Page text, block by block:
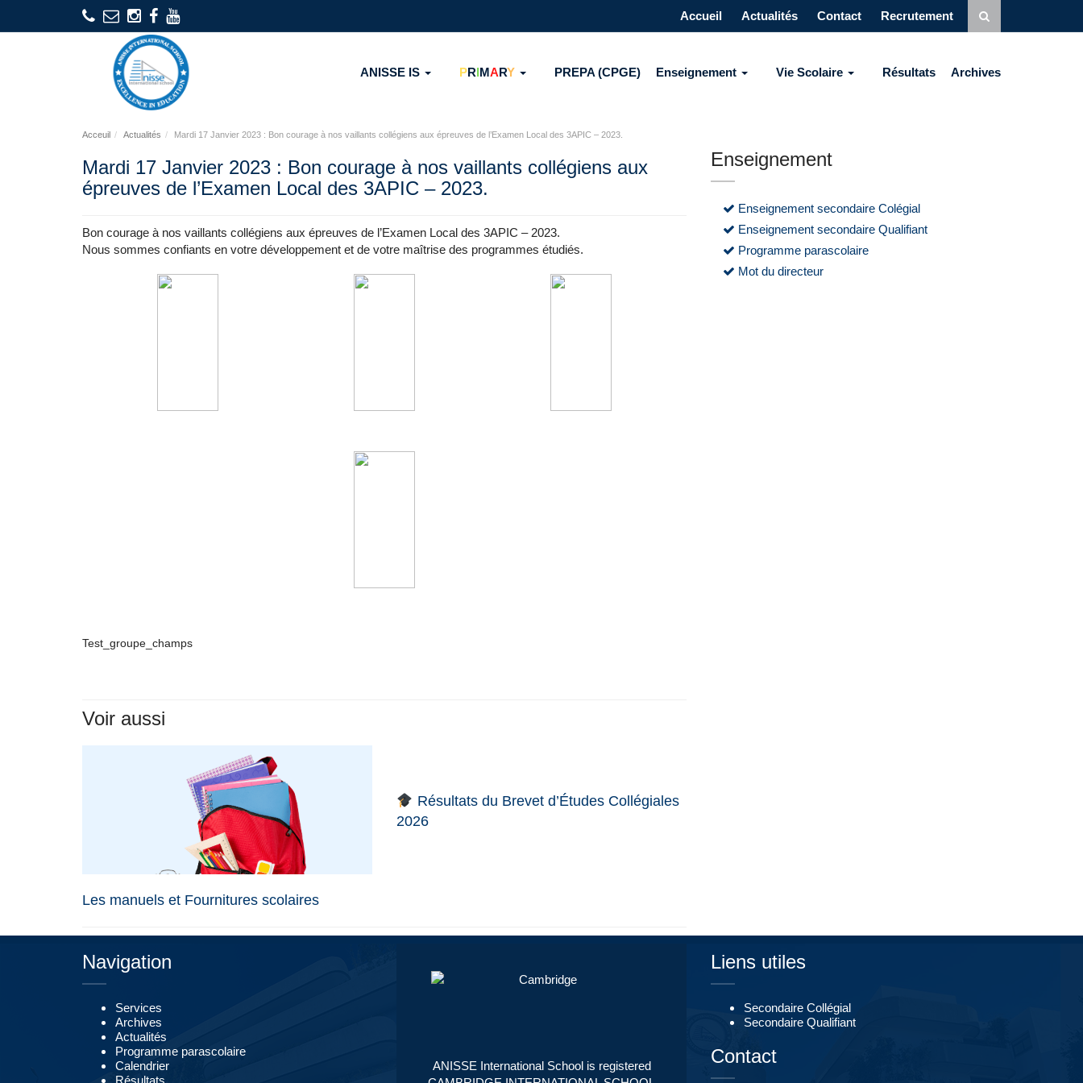
Accueil Actualités Contact Recrutement
ANISSE IS PRIMARY PREPA (CPGE) Enseignement Vie Scolaire Résultats Archives
Acceuil Actualités Mardi 17 Janvier 2023 : Bon courage à nos vaillants collégiens aux épreuves de l’Examen Local des 3APIC – 2023.
Mardi 17 Janvier 2023 : Bon courage à nos vaillants collégiens aux
épreuves de l’Examen Local des 3APIC – 2023.
Bon courage à nos vaillants collégiens aux épreuves de l’Examen Local des 3APIC – 2023.
Nous sommes confiants en votre développement et de votre maîtrise des programmes étudiés.
Test_groupe_champs
Voir aussi
Les manuels et Fournitures scolaires
Résultats du Brevet d’Études Collégiales
2026
Enseignement
Enseignement secondaire Colégial
Enseignement secondaire Qualifiant
Programme parascolaire
Mot du directeur
Navigation
Services
Archives
Actualités
Programme parascolaire
Calendrier
Résultats
ANISSE International School is registered
Liens utiles
Secondaire Collégial
Secondaire Qualifiant
Contact